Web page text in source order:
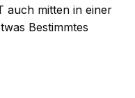
auch mitten in einer
Bestimmtes